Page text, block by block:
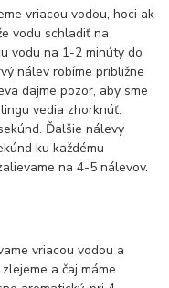
vriacou vodou, hoci ak
vodu schladiť na
vodu na 1-2 minúty do
nálev robíme približne
dajme pozor, aby sme
vedia zhorknúť.
Ďalšie nálevy
ku každému
na 4-5 nálevov.
vriacou vodou a
a čaj máme